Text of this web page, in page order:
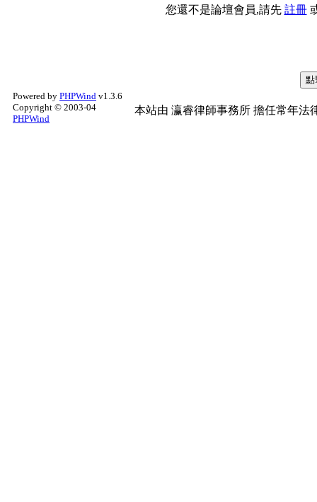
您還不是論壇會員,請先 註冊
Powered by PHPWind v1.3.6
Copyright © 2003-04
PHPWind
本站由 瀛睿律師事務所 擔任常年法